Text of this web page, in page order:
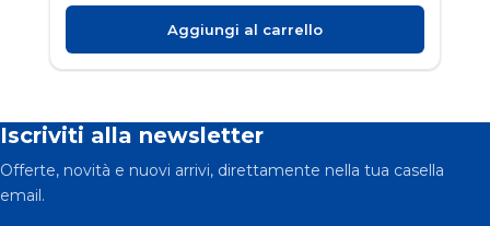
Aggiungi al carrello
Iscriviti alla newsletter
Offerte, novità e nuovi arrivi, direttamente nella tua casella
email.